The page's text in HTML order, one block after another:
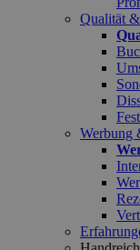
Qualität
Werbung